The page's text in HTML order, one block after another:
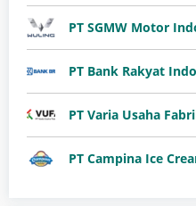
PT SGMW Motor
PT Bank Rakyat
PT Varia Usaha
PT Campina Ice